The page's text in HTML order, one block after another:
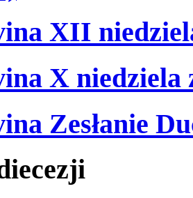
XII
X niedziela
Zesłanie